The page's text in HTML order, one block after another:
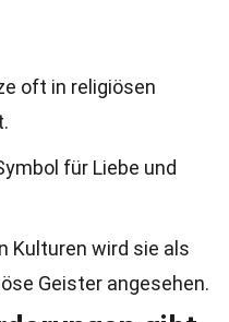
oft in religiösen
für Liebe und
Kulturen wird sie als
Geister angesehen.